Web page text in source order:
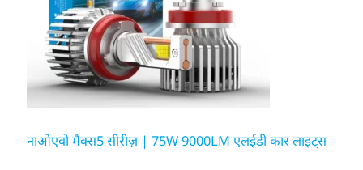
नाओएवो मैक्स5 सीरीज़ | 75W 9000LM एलईडी कार लाइट्स